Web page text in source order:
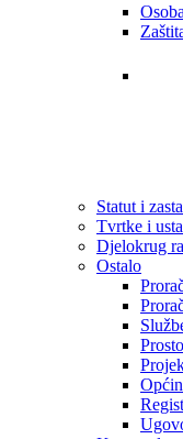
Statut i
Tvrtke i
Djelokrug
Ostalo